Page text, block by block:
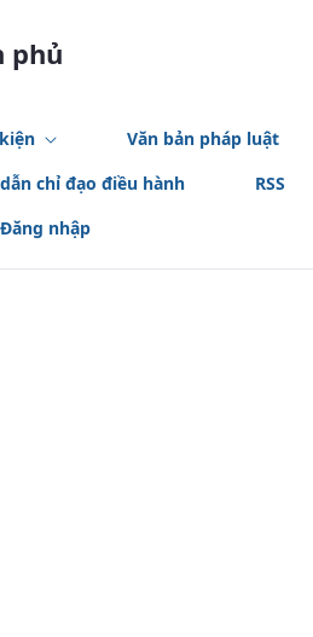
phủ
Văn bản pháp luật
chỉ đạo điều hành RSS
Đăng nhập